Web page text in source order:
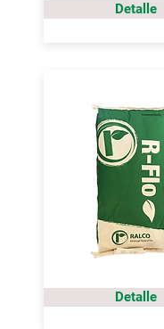
Detalle
Detalle